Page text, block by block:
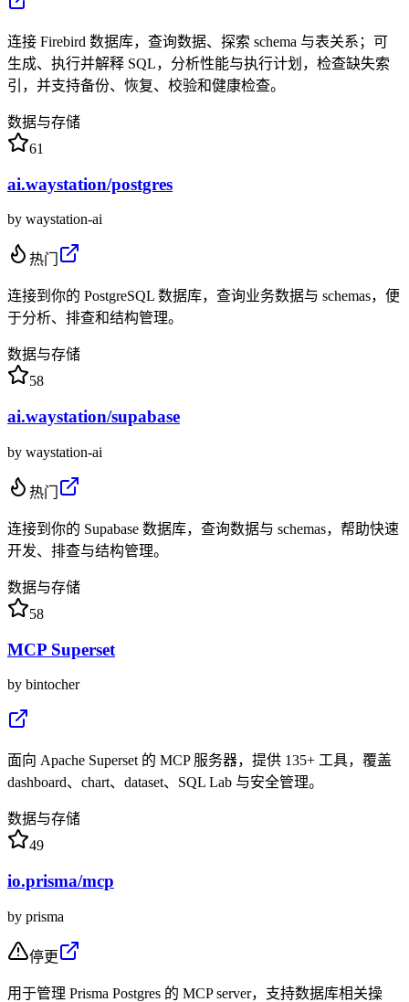
连接 Firebird 数据库，查询数据、探索 schema 与表关系；可
生成、执行并解释 SQL，分析性能与执行计划，检查缺失索
引，并支持备份、恢复、校验和健康检查。
数据与存储
61
ai.waystation/postgres
by waystation-ai
热门
连接到你的 PostgreSQL 数据库，查询业务数据与 schemas，便
于分析、排查和结构管理。
数据与存储
58
ai.waystation/supabase
by waystation-ai
热门
连接到你的 Supabase 数据库，查询数据与 schemas，帮助快速
开发、排查与结构管理。
数据与存储
58
MCP Superset
by bintocher
面向 Apache Superset 的 MCP 服务器，提供 135+ 工具，覆盖
dashboard、chart、dataset、SQL Lab 与安全管理。
数据与存储
49
io.prisma/mcp
by prisma
停更
用于管理 Prisma Postgres 的 MCP server，支持数据库相关操